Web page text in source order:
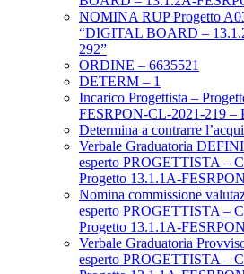
NOMINA RUP Progetto
“DIGITAL BOARD –
292”
ORDINE – 6635521
DETERM – 1
Incarico Progettista –
FESRPON-CL-2021-219 –
Determina a contrarre
Verbale Graduatoria
esperto PROGETTISTA –
Progetto 13.1.1A-
Nomina commissione
esperto PROGETTISTA –
Progetto 13.1.1A-
Verbale Graduatoria
esperto PROGETTISTA –